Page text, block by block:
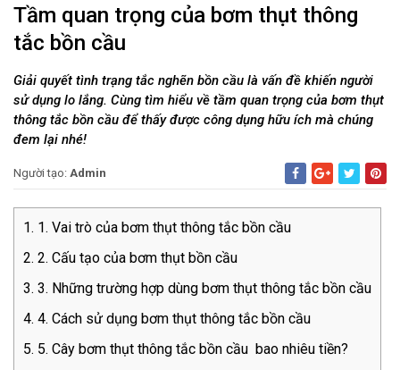
Tầm quan trọng của bơm thụt thông
tắc bồn cầu
Giải quyết tình trạng tắc nghẽn bồn cầu là vấn đề khiến người
sử dụng lo lắng. Cùng tìm hiểu về tầm quan trọng của bơm thụt
thông tắc bồn cầu để thấy được công dụng hữu ích mà chúng
đem lại nhé!
Người tạo: Admin
1. Vai trò của bơm thụt thông tắc bồn cầu
2. Cấu tạo của bơm thụt bồn cầu
3. Những trường hợp dùng bơm thụt thông tắc bồn cầu
4. Cách sử dụng bơm thụt thông tắc bồn cầu
5. Cây bơm thụt thông tắc bồn cầu bao nhiêu tiền?